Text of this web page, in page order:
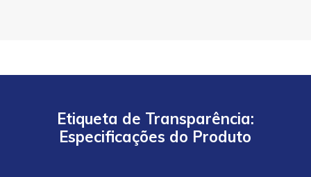
Etiqueta de Transparência:
Especificações do Produto